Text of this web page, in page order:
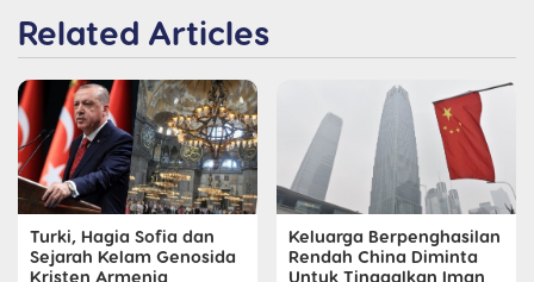
Related Articles
Turki, Hagia Sofia dan
Sejarah Kelam Genosida
Kristen Armenia
Keluarga Berpenghasilan
Rendah China Diminta
Untuk Tinggalkan Iman